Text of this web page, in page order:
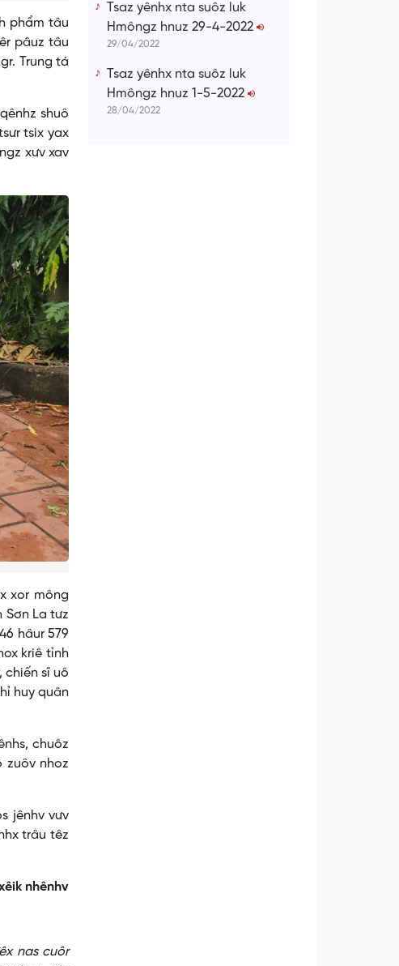
phẩm tâu
pâuz tâu
Trung tá
shuô
tsix yax
xưv xav
xor mông
Sơn La tưz
hâur 579
kriê tỉnh
chiến sĩ uô
huy quân
chuôz
zuôv nhoz
jênhv vưv
trâu têz
nhênhv
nas cuôr
Tsaz yênhx nta suôz luk
Hmôngz hnuz 29-4-2022
29/04/2022
Tsaz yênhx nta suôz luk
Hmôngz hnuz 1-5-2022
28/04/2022